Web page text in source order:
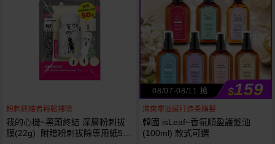
粉刺終結者輕鬆掃除
我的心機~黑頭終結 深層粉刺拔
膜(22g) 附贈粉刺拔除專用紙50
08/07-08/11 搶 $159
清爽零油感打造柔順髮
韓國 isLeaf~香氛順盈護髮油
(100ml) 款式可選